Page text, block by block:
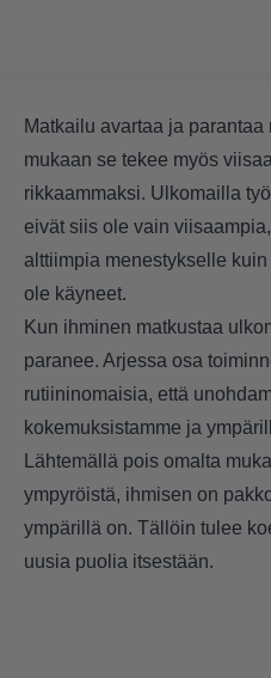
Matkailu avartaa ja
mukaan se tekee myös
rikkaammaksi. Ulkomailla
eivät siis ole vain
alttiimpia menestykselle
ole käyneet.
Kun ihminen matkustaa
paranee. Arjessa osa
rutiininomaisia, että
kokemuksistamme ja
Lähtemällä pois omalta
ympyröistä, ihmisen on
ympärillä on. Tällöin tulee
uusia puolia itsestään.